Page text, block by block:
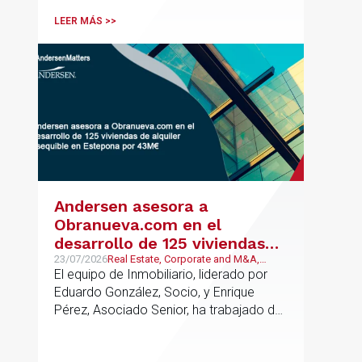
profesionales clave del sector.
LEER MÁS >>
Andersen asesora a
Obranueva.com en el
desarrollo de 125 viviendas
de alquiler asequible en
Estepona por 43M€
23/07/2026Real Estate, Corporate and M&A,
Público y Regulatorio
El equipo de Inmobiliario, liderado por
Eduardo González, Socio, y Enrique
Pérez, Asociado Senior, ha trabajado de